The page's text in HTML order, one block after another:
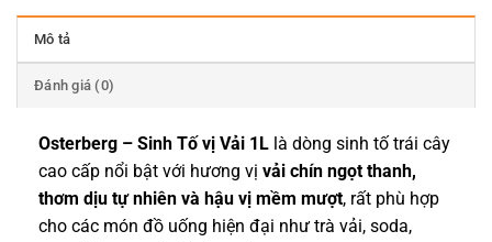
Mô tả
Đánh giá (0)
Osterberg – Sinh Tố vị Vải 1L là dòng sinh tố trái cây
cao cấp nổi bật với hương vị vải chín ngọt thanh,
thơm dịu tự nhiên và hậu vị mềm mượt, rất phù hợp
cho các món đồ uống hiện đại như trà vải, soda,